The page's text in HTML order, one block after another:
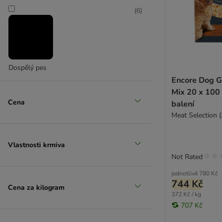
FetteBeute
Fitmin
Happy Dog
Isegrim
Dospělý pes
(6)
Cena
Vlastnosti krmiva
Cena za kilogram
Encore Dog
Mix 20 x 100
balení
Meat Selection
jednotlivě 780 Kč
744 Kč
372 Kč / kg
707 Kč
Not Rated